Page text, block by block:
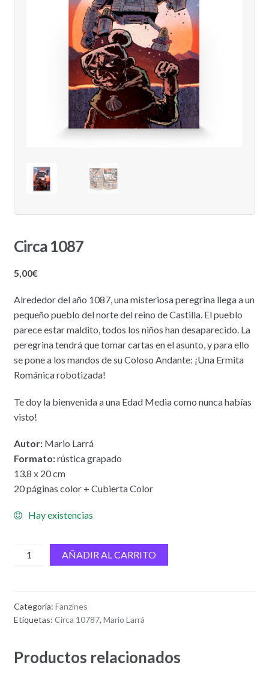
Circa 1087
5,00€
Alrededor del año 1087, una misteriosa peregrina llega a un
pequeño pueblo del norte del reino de Castilla. El pueblo
parece estar maldito, todos los niños han desaparecido. La
peregrina tendrá que tomar cartas en el asunto, y para ello
se pone a los mandos de su Coloso Andante: ¡Una Ermita
Románica robotizada!
Te doy la bienvenida a una Edad Media como nunca habías
visto!
Autor:Mario Larrá
Formato:rústica grapado
13.8 x 20 cm
20 páginas color + Cubierta Color
Hay existencias
Circa
AÑADIR AL CARRITO
Categoría: Fanzines
Etiquetas: Circa 10787, Mario Larrá
Productos relacionados